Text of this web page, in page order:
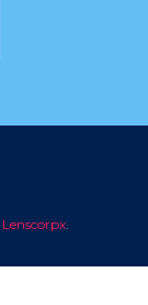
Lenscorpx.